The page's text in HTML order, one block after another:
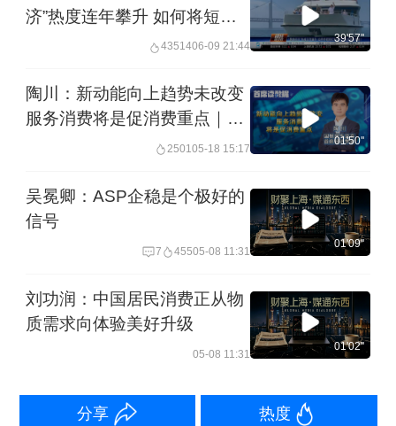
济”热度连年攀升 如何将短期
红利转化为长效增长动能？
4351406-09 21:44
39'57''
陶川：新动能向上趋势未改变
服务消费将是促消费重点｜首
250105-18 15:17
01'50''
吴冕卿：ASP企稳是个极好的
信号
7 45505-08 11:31
01'09''
刘功润：中国居民消费正从物
质需求向体验美好升级
05-08 11:31
01'02''
分享 热度